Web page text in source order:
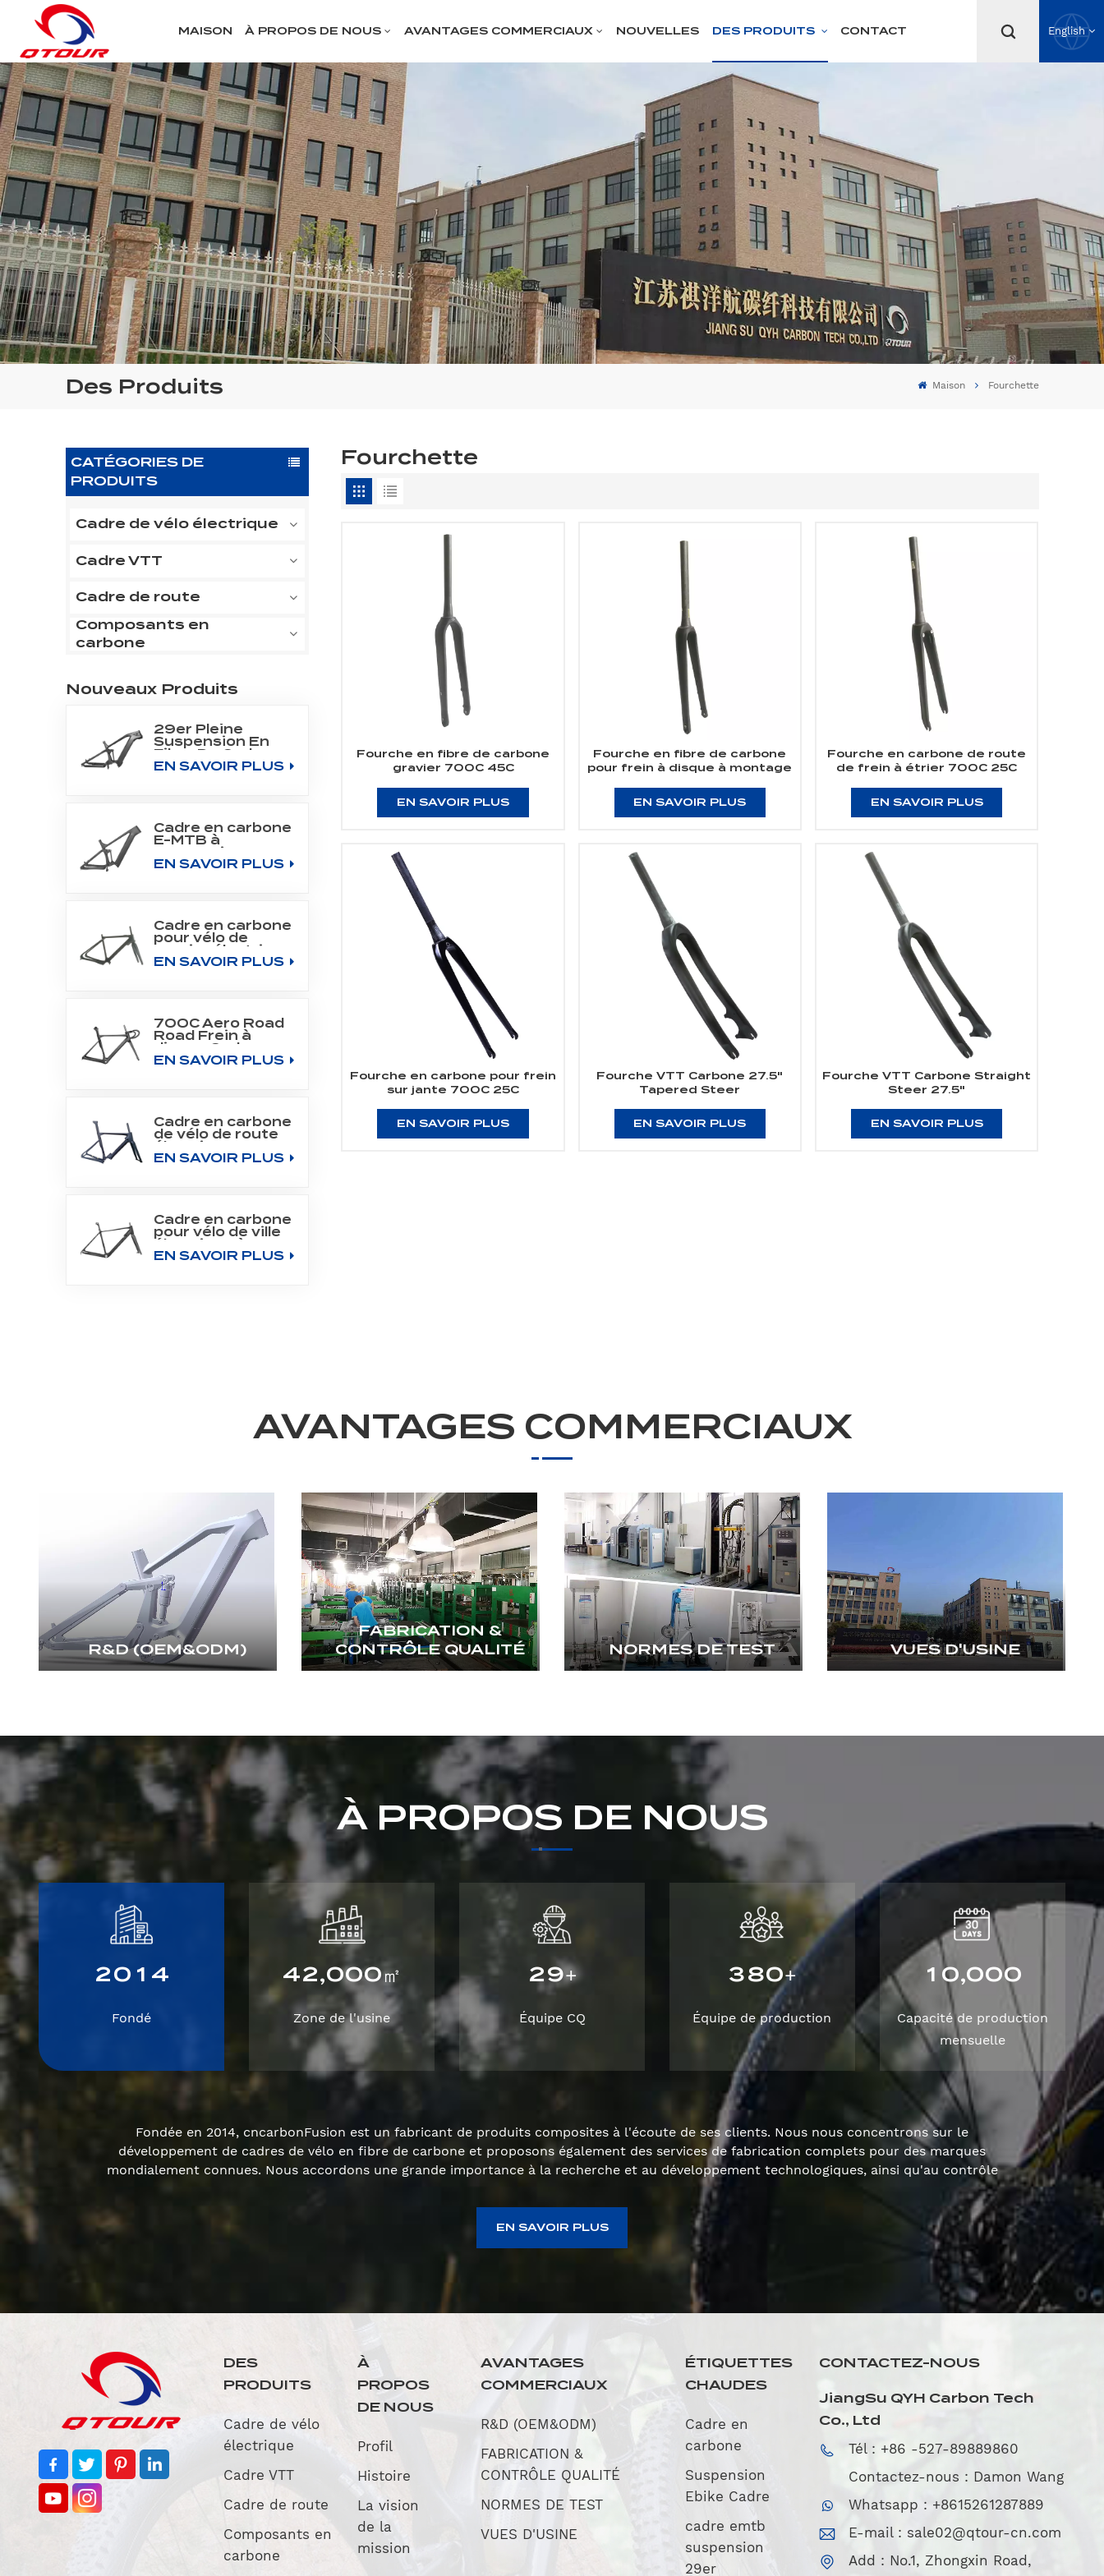
MAISON À PROPOS DE NOUS AVANTAGES COMMERCIAUX NOUVELLES DES PRODUITS CONTACT English
Des Produits Maison Fourchette
CATÉGORIES DE
PRODUITS
Cadre de vélo électrique
Cadre VTT
Cadre de route
Composants en
carbone
Nouveaux Produits
29er Pleine
Suspension En
Fibre De Carbone
Tout Cadre De
EN SAVOIR PLUS
Cadre en carbone
E-MTB à
suspension
intégrale pour
EN SAVOIR PLUS
Cadre en carbone
pour vélo de
gravier électrique
700C Fit Fazua
EN SAVOIR PLUS
700C Aero Road
Road Frein à
disque Cadre en
carbone
EN SAVOIR PLUS
Cadre en carbone
de vélo de route
électrique 700C
pour moteur
EN SAVOIR PLUS
Cadre en carbone
pour vélo de ville
électrique à
moteur arrière
EN SAVOIR PLUS
Fourchette
Fourche en fibre de carbone
gravier 700C 45C
EN SAVOIR PLUS
Fourche en fibre de carbone
pour frein à disque à montage
EN SAVOIR PLUS
Fourche en carbone de route
de frein à étrier 700C 25C
EN SAVOIR PLUS
Fourche en carbone pour frein
sur jante 700C 25C
EN SAVOIR PLUS
Fourche VTT Carbone 27.5"
Tapered Steer
EN SAVOIR PLUS
Fourche VTT Carbone Straight
Steer 27.5"
EN SAVOIR PLUS
AVANTAGES COMMERCIAUX
R&D (OEM&ODM)
FABRICATION &
CONTRÔLE QUALITÉ
NORMES DE TEST VUES D'USINE
À PROPOS DE NOUS
20 1 4
Fondé
42,000㎡
Zone de l'usine
29+
Équipe CQ
380+
Équipe de production
1 0,000
Capacité de production
mensuelle
Fondée en 2014, cncarbonFusion est un fabricant de produits composites à l'écoute de ses clients. Nous nous concentrons sur le
développement de cadres de vélo en fibre de carbone et proposons également des services de fabrication complets pour des marques
mondialement connues. Nous accordons une grande importance à la recherche et au développement technologiques, ainsi qu'au contrôle
EN SAVOIR PLUS
DES
PRODUITS
Cadre de vélo
électrique
Cadre VTT
Cadre de route
Composants en
carbone
À
PROPOS
DE NOUS
Profil
Histoire
La vision
de la
mission
AVANTAGES
COMMERCIAUX
R&D (OEM&ODM)
FABRICATION &
CONTRÔLE QUALITÉ
NORMES DE TEST
VUES D'USINE
ÉTIQUETTES
CHAUDES
Cadre en
carbone
Suspension
Ebike Cadre
cadre emtb
suspension
29er
CONTACTEZ-NOUS
JiangSu QYH Carbon Tech
Co., Ltd
Tél : +86 -527-89889860
Contactez-nous : Damon Wang
Whatsapp : +8615261287889
E-mail : sale02@qtour-cn.com
Add : No.1, Zhongxin Road,